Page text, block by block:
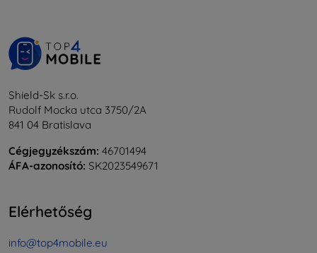
Shield-Sk s.r.o.
Rudolf Mocka utca 3750/2A
841 04 Bratislava
Cégjegyzékszám: 46701494
ÁFA-azonosító: SK2023549671
Elérhetőség
info@top4mobile.eu